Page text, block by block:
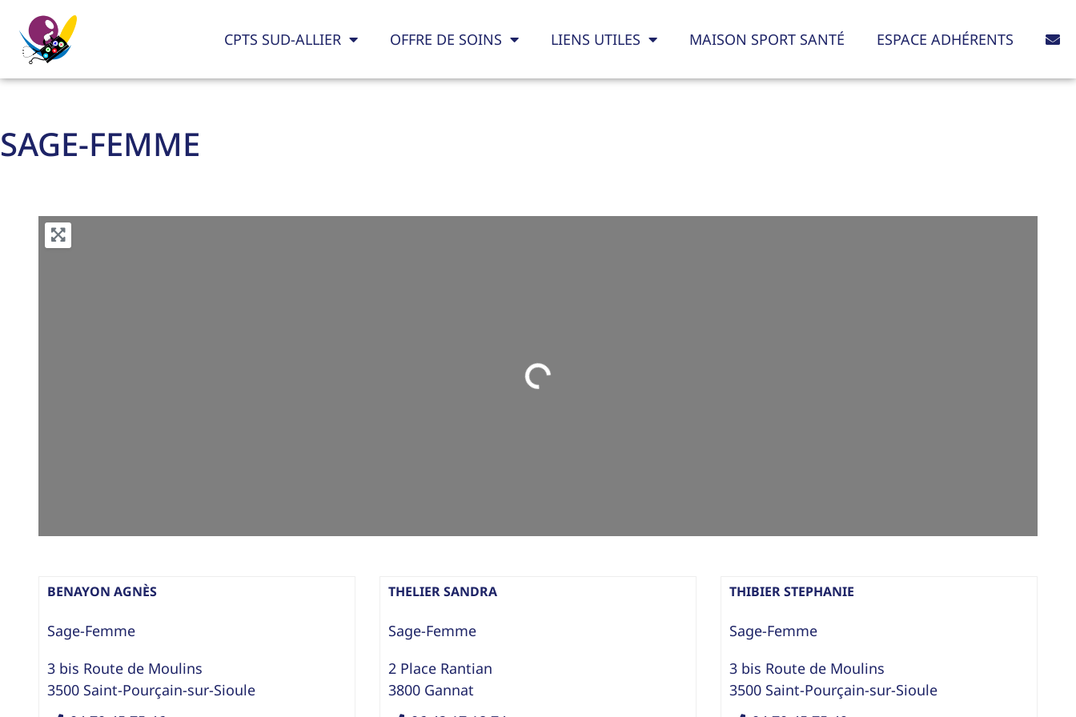
CPTS SUD-ALLIER OFFRE DE SOINS LIENS UTILES MAISON SPORT SANTÉ ESPACE ADHÉRENTS
SAGE-FEMME
Loading...
BENAYON AGNÈS
Sage-Femme
3 bis Route de Moulins
3500 Saint-Pourçain-sur-Sioule
THELIER SANDRA
Sage-Femme
2 Place Rantian
3800 Gannat
THIBIER STEPHANIE
Sage-Femme
3 bis Route de Moulins
3500 Saint-Pourçain-sur-Sioule